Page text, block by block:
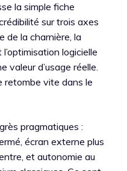
la simple fiche
sur trois axes
de la charnière, la
logicielle
valeur d’usage réelle.
retombe vite dans le
pragmatiques :
écran externe plus
et autonomie au